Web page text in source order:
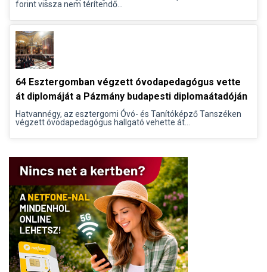
forint vissza nem térítendő...
64 Esztergomban végzett óvodapedagógus vette
át diplomáját a Pázmány budapesti diplomaátadóján
Hatvannégy, az esztergomi Óvó- és Tanítóképző Tanszéken
végzett óvodapedagógus hallgató vehette át...